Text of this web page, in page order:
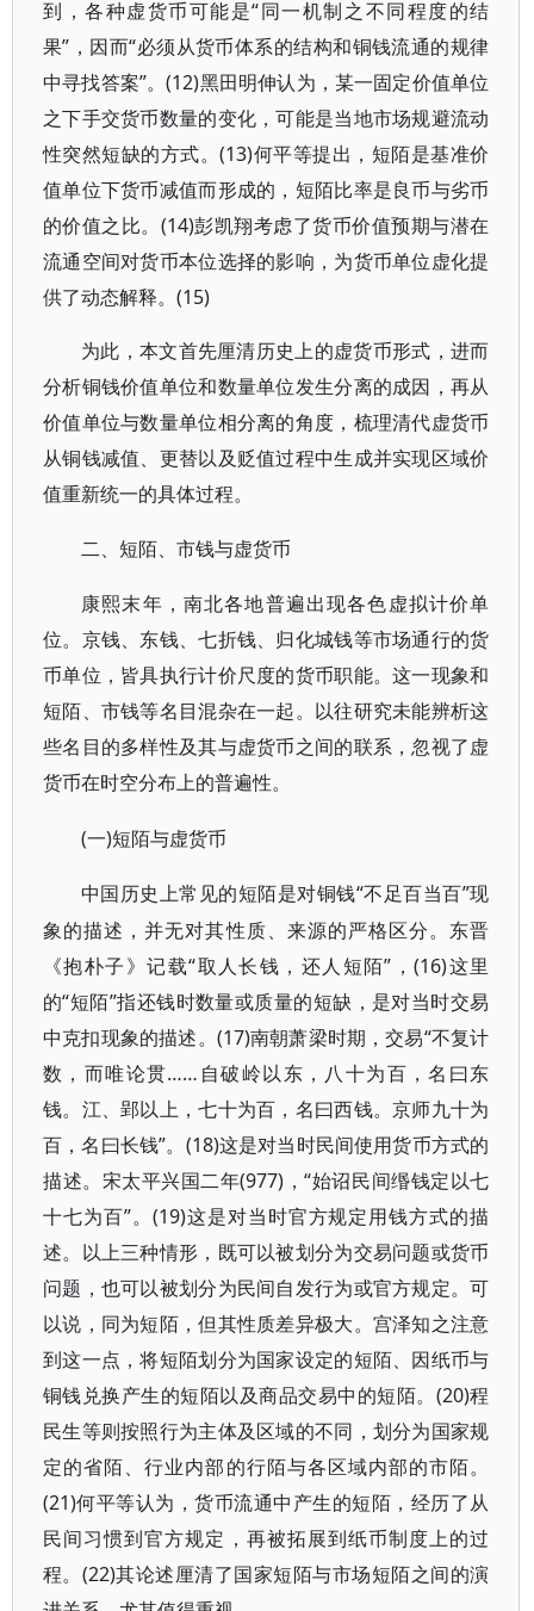
到，各种虚货币可能是“同一机制之不同程度的结
果”，因而“必须从货币体系的结构和铜钱流通的规律
中寻找答案”。(12)黑田明伸认为，某一固定价值单位
之下手交货币数量的变化，可能是当地市场规避流动
性突然短缺的方式。(13)何平等提出，短陌是基准价
值单位下货币减值而形成的，短陌比率是良币与劣币
的价值之比。(14)彭凯翔考虑了货币价值预期与潜在
流通空间对货币本位选择的影响，为货币单位虚化提
供了动态解释。(15)
为此，本文首先厘清历史上的虚货币形式，进而
分析铜钱价值单位和数量单位发生分离的成因，再从
价值单位与数量单位相分离的角度，梳理清代虚货币
从铜钱减值、更替以及贬值过程中生成并实现区域价
值重新统一的具体过程。
二、短陌、市钱与虚货币
康熙末年，南北各地普遍出现各色虚拟计价单
位。京钱、东钱、七折钱、归化城钱等市场通行的货
币单位，皆具执行计价尺度的货币职能。这一现象和
短陌、市钱等名目混杂在一起。以往研究未能辨析这
些名目的多样性及其与虚货币之间的联系，忽视了虚
货币在时空分布上的普遍性。
(一)短陌与虚货币
中国历史上常见的短陌是对铜钱“不足百当百”现
象的描述，并无对其性质、来源的严格区分。东晋
《抱朴子》记载“取人长钱，还人短陌”，(16)这里
的“短陌”指还钱时数量或质量的短缺，是对当时交易
中克扣现象的描述。(17)南朝萧梁时期，交易“不复计
数，而唯论贯……自破岭以东，八十为百，名曰东
钱。江、郢以上，七十为百，名曰西钱。京师九十为
百，名曰长钱”。(18)这是对当时民间使用货币方式的
描述。宋太平兴国二年(977)，“始诏民间缗钱定以七
十七为百”。(19)这是对当时官方规定用钱方式的描
述。以上三种情形，既可以被划分为交易问题或货币
问题，也可以被划分为民间自发行为或官方规定。可
以说，同为短陌，但其性质差异极大。宫泽知之注意
到这一点，将短陌划分为国家设定的短陌、因纸币与
铜钱兑换产生的短陌以及商品交易中的短陌。(20)程
民生等则按照行为主体及区域的不同，划分为国家规
定的省陌、行业内部的行陌与各区域内部的市陌。
(21)何平等认为，货币流通中产生的短陌，经历了从
民间习惯到官方规定，再被拓展到纸币制度上的过
程。(22)其论述厘清了国家短陌与市场短陌之间的演